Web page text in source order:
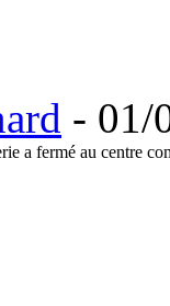
- 01/
a fermé au centre